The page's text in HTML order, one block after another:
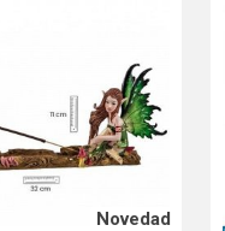
Novedad